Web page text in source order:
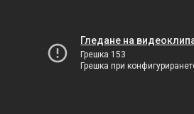
Гледане на
Грешка 153
Грешка при